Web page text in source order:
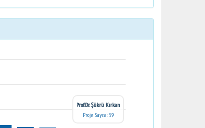
Prof.Dr. Şükrü Kırkan
Proje Sayısı: 59